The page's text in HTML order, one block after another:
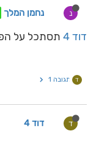
נ נחמן המלך
דוד 4 תסתכל על
ד תגובה 1
ד דוד 4